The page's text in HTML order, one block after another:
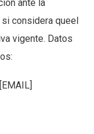
ante la
considera queel
vigente. Datos